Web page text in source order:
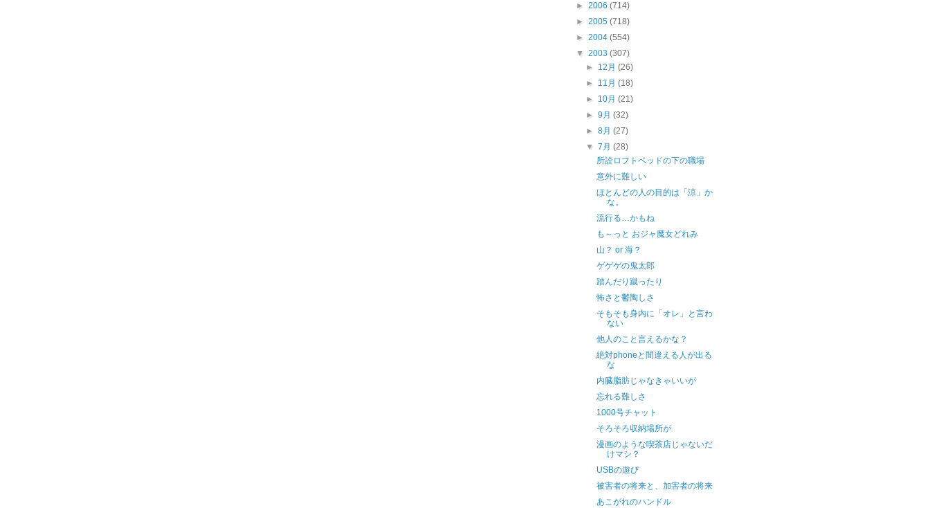
► 2006 (714)
► 2005 (718)
► 2004 (554)
▼ 2003 (307)
► 12月(26)
► 11月(18)
► 10月(21)
►9月(32)
►8月(27)
▼7月(28)
所詮ロフトベッドの下の職場
意外に難しい
ほとんどの人の目的は「涼」か
な。
流行る…かもね
も～っと おジャ魔女どれみ
山？ or 海？
ゲゲゲの鬼太郎
踏んだり蹴ったり
怖さと鬱陶しさ
そもそも身内に「オレ」と言わ
ない
他人のこと言えるかな？
絶対phoneと間違える人が出る
な
内臓脂肪じゃなきゃいいが
忘れる難しさ
1000号チャット
そろそろ収納場所が
漫画のような喫茶店じゃないだ
けマシ？
USBの遊び
被害者の将来と、加害者の将来
あこがれのハンドル